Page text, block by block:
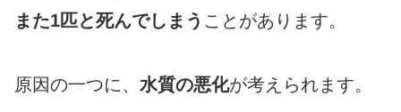
また1匹と死んでしまう ことがあります。
原因の一つに、 水質の悪化が考えられます。